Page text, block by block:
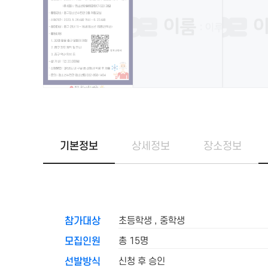
기본정보 상세정보 장소정보
참가대상
초등학생 , 중학생
모집인원
총 15명
선발방식
신청 후 승인